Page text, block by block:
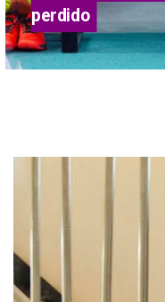
perdido